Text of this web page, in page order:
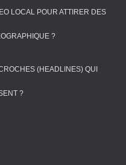
LOCAL POUR ATTIRER DES
?
(HEADLINES) QUI
?